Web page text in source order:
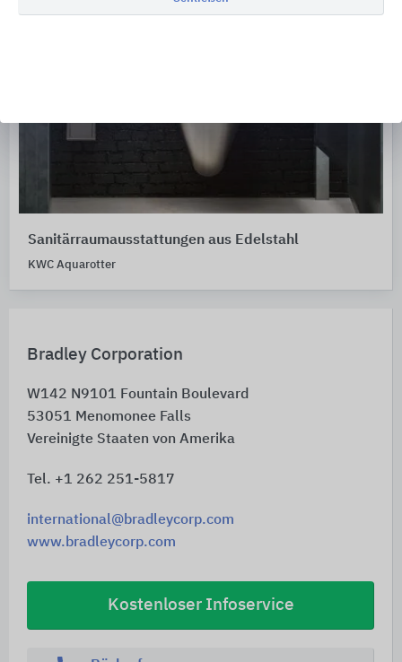
Bradley Corporation
W142 N9101 Fountain Boulevard
53051 Menomonee Falls
Vereinigte Staaten von Amerika
Tel. +1 262 251-5817
international@bradleycorp.com
www.bradleycorp.com
Kostenloser Infoservice
Sanitärraumausstattungen aus Edelstahl
KWC Aquarotter